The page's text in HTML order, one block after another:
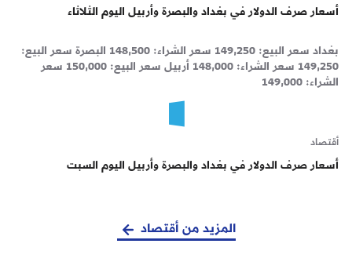
أسعار صرف الدولار في بغداد والبصرة وأربيل اليوم الثلاثاء
بغداد سعر البيع: 149,250 سعر الشراء: 148,500 البصرة سعر البيع:
149,250 سعر الشراء: 148,000 أربيل سعر البيع: 150,000 سعر
الشراء: 149,000
أقتصاد
أسعار صرف الدولار في بغداد والبصرة وأربيل اليوم السبت
المزيد من أقتصاد